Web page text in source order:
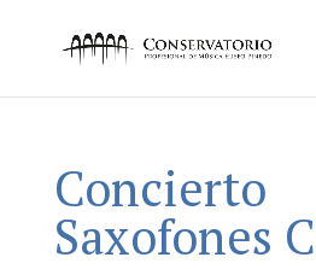
Concierto
Saxofones